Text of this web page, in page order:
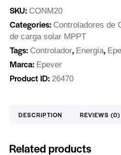
SKU: CONM20
Categories: Controladores de
de carga solar MPPT
Tags: Controlador, Energia,
Marca: Epever
Product ID: 26470
DESCRIPTION REVIEWS (0)
Related products